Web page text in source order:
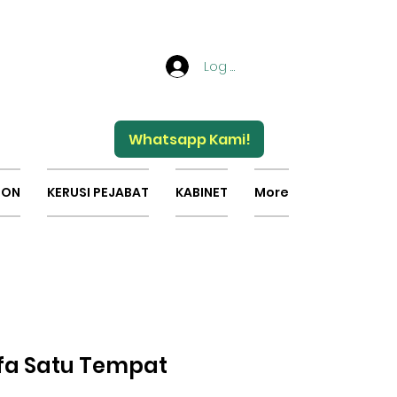
Log Masuk
Whatsapp Kami!
KERUSI PEJABAT KABINET More
Satu Tempat